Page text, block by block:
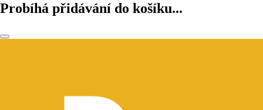
Probíhá přidávání do košíku...